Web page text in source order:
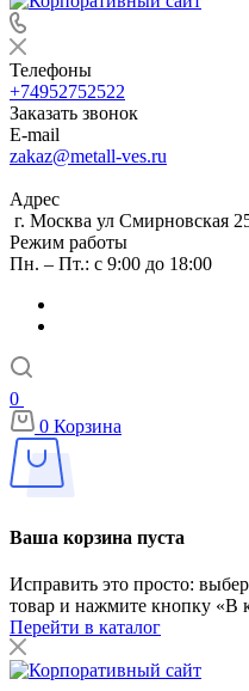
Телефоны
+74952752522
Заказать звонок
E-mail
zakaz@metall-ves.ru
Адрес
г. Москва ул Смирновская
Режим работы
Пн. – Пт.: с 9:00 до 18:00
0
0 Корзина
Ваша корзина пуста
Исправить это просто:
товар и нажмите кнопку «В
Перейти в каталог